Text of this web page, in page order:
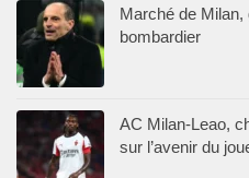
Marché de
bombardier
AC Milan-Leao,
sur l’avenir du